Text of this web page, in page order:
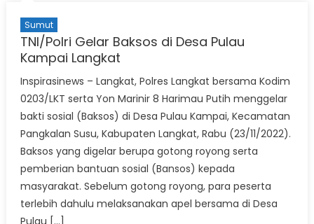
Sumut
TNI/Polri Gelar Baksos di Desa Pulau
Kampai Langkat
Inspirasinews – Langkat, Polres Langkat bersama Kodim
0203/LKT serta Yon Marinir 8 Harimau Putih menggelar
bakti sosial (Baksos) di Desa Pulau Kampai, Kecamatan
Pangkalan Susu, Kabupaten Langkat, Rabu (23/11/2022).
Baksos yang digelar berupa gotong royong serta
pemberian bantuan sosial (Bansos) kepada
masyarakat. Sebelum gotong royong, para peserta
terlebih dahulu melaksanakan apel bersama di Desa
Pulau […]